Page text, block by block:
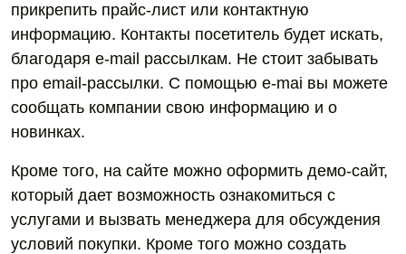
прикрепить прайс-лист или контактную
информацию. Контакты посетитель будет искать,
благодаря e-mail рассылкам. Не стоит забывать
про email-рассылки. С помощью e-mai вы можете
сообщать компании свою информацию и о
новинках.
Кроме того, на сайте можно оформить демо-сайт,
который дает возможность ознакомиться с
услугами и вызвать менеджера для обсуждения
условий покупки. Кроме того можно создать